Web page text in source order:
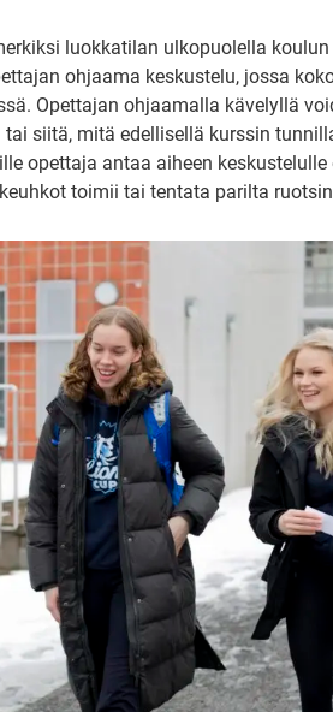
luokkatilan ulkopuolella
ohjaama keskustelu, jossa
Opettajan ohjaamalla kävelyllä
siitä, mitä edellisellä kurssin
opettaja antaa aiheen keskustelulle
toimii tai tentata parilta